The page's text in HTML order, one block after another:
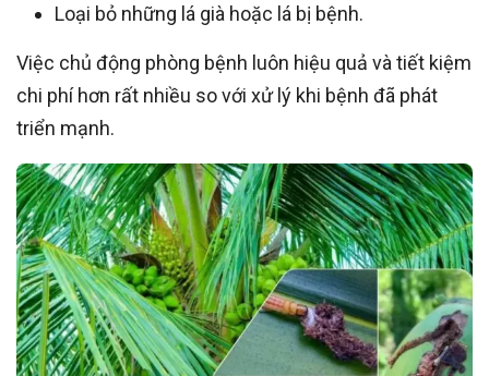
Loại bỏ những lá già hoặc lá bị bệnh.
Việc chủ động phòng bệnh luôn hiệu quả và tiết kiệm
chi phí hơn rất nhiều so với xử lý khi bệnh đã phát
triển mạnh.